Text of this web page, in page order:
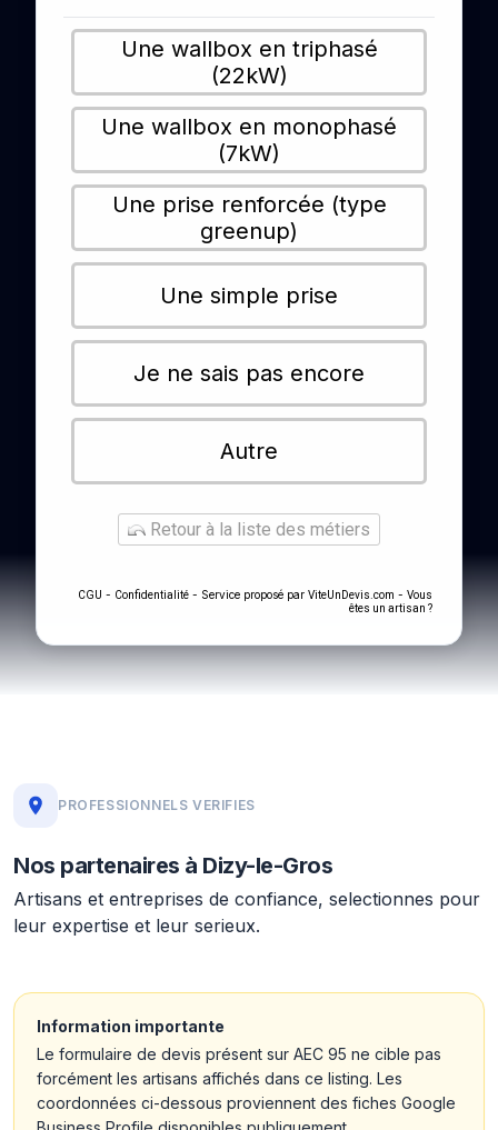
Une wallbox en triphasé
(22kW)
Une wallbox en monophasé
(7kW)
Une prise renforcée (type
greenup)
Une simple prise
Je ne sais pas encore
Autre
Retour à la liste des métiers
CGU - Confidentialité - Service proposé par ViteUnDevis.com - Vous
êtes un artisan ?
PROFESSIONNELS VERIFIES
Nos partenaires à Dizy-le-Gros
Artisans et entreprises de confiance, selectionnes pour
leur expertise et leur serieux.
Information importante
Le formulaire de devis présent sur AEC 95 ne cible pas
forcément les artisans affichés dans ce listing. Les
coordonnées ci-dessous proviennent des fiches Google